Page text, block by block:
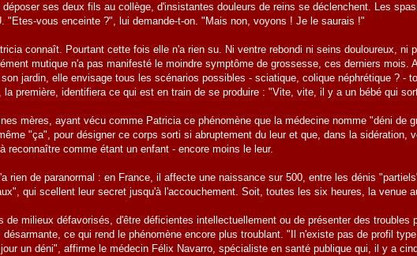
ses deux fils au collège, d'insistantes douleurs de reins se déclenchent. Les
"Etes-vous enceinte ?", lui demande-t-on. "Mais non, voyons ! Je le saurais !"
connaît. Pourtant cette fois elle n'a rien su. Ni ventre rebondi ni seins douloureux, ni
mutique n'a pas manifesté le moindre symptôme de grossesse, ces derniers mois.
jardin, elle envisage tous les scénarios possibles - sciatique, colique néphrétique ? -
la première, identifiera ce qui est en train de se produire : "Vite, vite, il y a un bébé qui
mères, ayant vécu comme Patricia ce phénomène que la médecine nomme "déni de
"ça", pour désigner ce corps sorti si abruptement du leur et que, dans la sidération,
reconnaître comme étant un enfant - encore moins le leur.
rien de paranormal : en France, il affecte une naissance sur 500, entre les dénis
qui scellent leur secret jusqu'à l'accouchement. Soit, toutes les six heures, la venue
de milieux défavorisés, d'être déficientes intellectuellement ou de présenter des
désarmante, ce qui rend le phénomène encore plus troublant. "Il n'existe pas de profil
un déni", affirme le médecin Félix Navarro, spécialiste en santé publique qui, il y a